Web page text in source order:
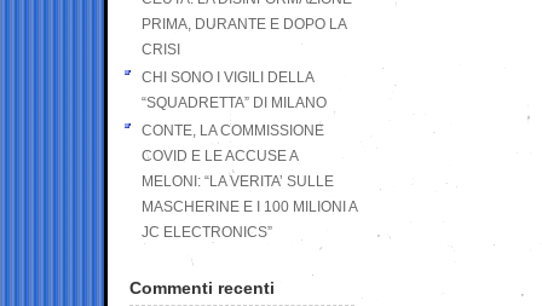
PRIMA, DURANTE E DOPO LA
CRISI
CHI SONO I VIGILI DELLA
“SQUADRETTA” DI MILANO
CONTE, LA COMMISSIONE
COVID E LE ACCUSE A
MELONI: “LA VERITA’ SULLE
MASCHERINE E I 100 MILIONI A
JC ELECTRONICS”
Commenti recenti